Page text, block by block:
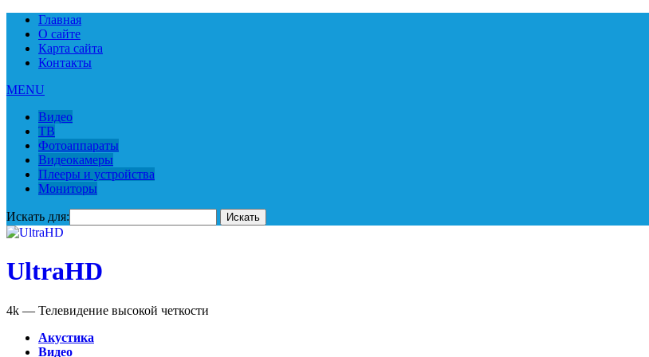
Главная
О сайте
Карта сайта
Контакты
MENU
Видео
ТВ
Фотоаппараты
Видеокамеры
Плееры и устройства
Мониторы
Искать для:
UltraHD
4k — Телевидение высокой четкости
Акустика
Видео